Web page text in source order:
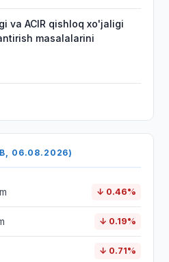
va ACIR qishloq xo'jaligi
masalalarini
06.08.2026)
↓ 0.46%
↓ 0.19%
↓ 0.71%